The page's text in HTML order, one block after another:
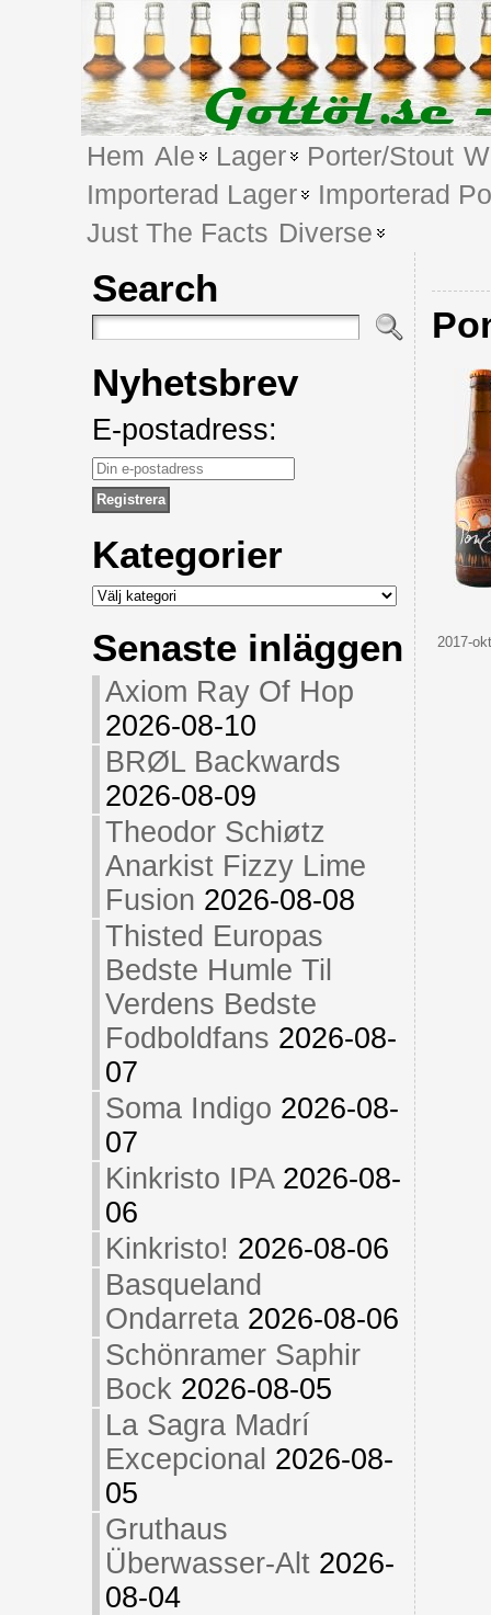
Hem Ale Lager Porter/Stout
Importerad Lager
Importerad
Just The Facts Diverse
Search
Nyhetsbrev
E-postadress:
Kategorier
Kategorier
Senaste inläggen
Axiom Ray Of Hop
2026-08-10
BRØL Backwards
2026-08-09
Theodor Schiøtz
Anarkist Fizzy Lime
Fusion 2026-08-08
Thisted Europas
Bedste Humle Til
Verdens Bedste
Fodboldfans 2026-08-
07
Soma Indigo 2026-08-
07
Kinkristo IPA 2026-08-
06
Kinkristo! 2026-08-06
Basqueland
Ondarreta 2026-08-06
Schönramer Saphir
Bock 2026-08-05
La Sagra Madrí
Excepcional 2026-08-
05
Gruthaus
Überwasser-Alt 2026-
08-04
2017-